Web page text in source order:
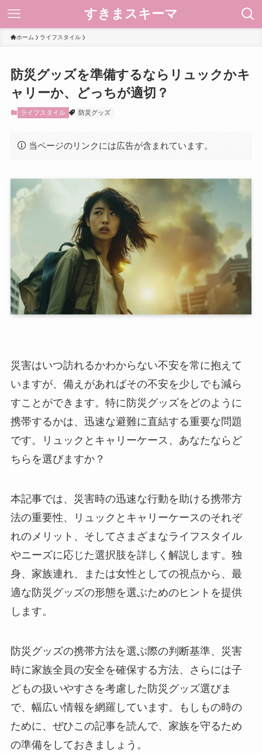
すきまスキーマ
ホーム ライフスタイル
防災グッズを準備するならリュックかキ
ャリーか、どっちが適切？
ライフスタイル 防災グッズ
当ページのリンクには広告が含まれています。
災害はいつ訪れるかわからない不安を常に抱えて
いますが、備えがあればその不安を少しでも減ら
すことができます。特に防災グッズをどのように
携帯するかは、迅速な避難に直結する重要な問題
です。リュックとキャリーケース、あなたならど
ちらを選びますか？
本記事では、災害時の迅速な行動を助ける携帯方
法の重要性、リュックとキャリーケースのそれぞ
れのメリット、そしてさまざまなライフスタイル
やニーズに応じた選択肢を詳しく解説します。独
身、家族連れ、または女性としての視点から、最
適な防災グッズの形態を選ぶためのヒントを提供
します。
防災グッズの携帯方法を選ぶ際の判断基準、災害
時に家族全員の安全を確保する方法、さらには子
どもの扱いやすさを考慮した防災グッズ選びま
で、幅広い情報を網羅しています。もしもの時の
ために、ぜひこの記事を読んで、家族を守るため
の準備をしておきましょう。